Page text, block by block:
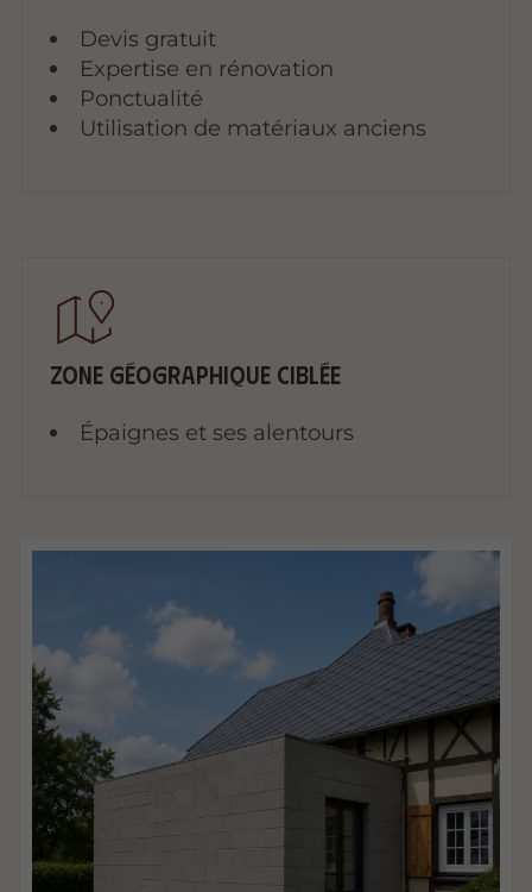
Devis gratuit
Expertise en rénovation
Ponctualité
Utilisation de matériaux anciens
Zone géographique ciblée
Épaignes et ses alentours